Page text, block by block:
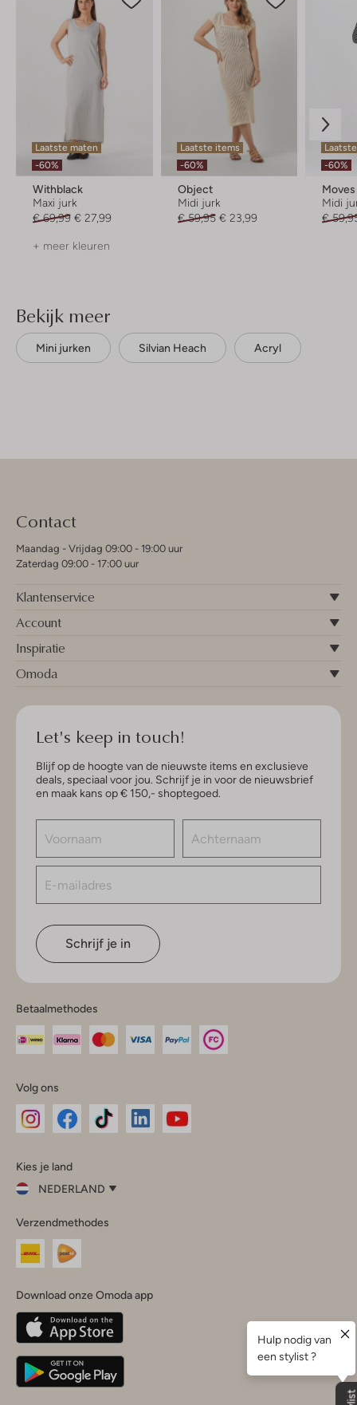
Laatste maten
-60%
Withblack
Maxi jurk
€ 69,99 € 27,99
+ meer kleuren
Laatste items
-60%
Object
Midi jurk
€ 59,95 € 23,99
-60%
Moves
Midi
€
Bekijk meer
Mini jurken Silvian Heach Acryl
Contact
Maandag - Vrijdag 09:00 - 19:00 uur
Zaterdag 09:00 - 17:00 uur
Klantenservice
Account
Inspiratie
Omoda
Let's keep in touch!
Blijf op de hoogte van de nieuwste items en exclusieve
deals, speciaal voor jou. Schrijf je in voor de nieuwsbrief
en maak kans op € 150,- shoptegoed.
Schrijf je in
Betaalmethodes
Volg ons
InstagramFacebook
Kies je land
NEDERLAND
je
land
Nederland
Belgique(Français)
Deutschland
Verzendmethodes
Download onze Omoda app